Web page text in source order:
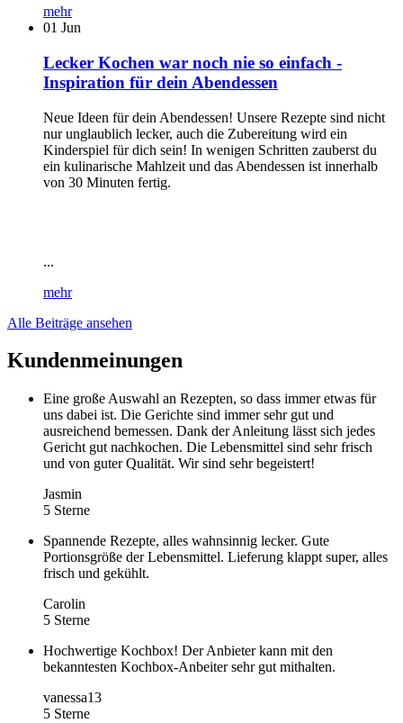
mehr
01 Jun
Lecker Kochen war noch nie so einfach -
Inspiration für dein Abendessen
Neue Ideen für dein Abendessen! Unsere Rezepte sind nicht
nur unglaublich lecker, auch die Zubereitung wird ein
Kinderspiel für dich sein! In wenigen Schritten zauberst du
ein kulinarische Mahlzeit und das Abendessen ist innerhalb
von 30 Minuten fertig.
...
mehr
Alle Beiträge ansehen
Kundenmeinungen
Eine große Auswahl an Rezepten, so dass immer etwas für
uns dabei ist. Die Gerichte sind immer sehr gut und
ausreichend bemessen. Dank der Anleitung lässt sich jedes
Gericht gut nachkochen. Die Lebensmittel sind sehr frisch
und von guter Qualität. Wir sind sehr begeistert!
Jasmin
5 Sterne
Spannende Rezepte, alles wahnsinnig lecker. Gute
Portionsgröße der Lebensmittel. Lieferung klappt super, alles
frisch und gekühlt.
Carolin
5 Sterne
Hochwertige Kochbox! Der Anbieter kann mit den
bekanntesten Kochbox-Anbeiter sehr gut mithalten.
vanessa13
5 Sterne